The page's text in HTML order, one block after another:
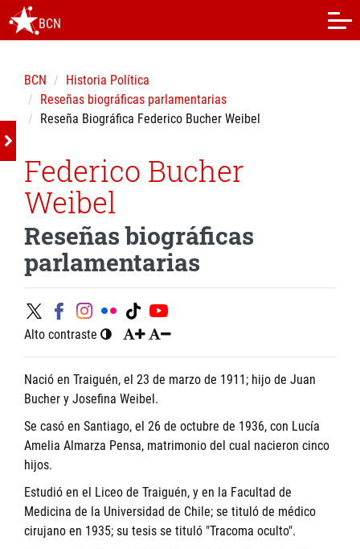
BCN
BCN
Historia Política
Reseñas biográficas parlamentarias
Reseña Biográfica Federico Bucher Weibel
Federico Bucher
Weibel
Reseñas biográficas
parlamentarias
Alto contraste
Nació en Traiguén, el 23 de marzo de 1911; hijo de Juan
Bucher y Josefina Weibel.
Se casó en Santiago, el 26 de octubre de 1936, con Lucía
Amelia Almarza Pensa, matrimonio del cual nacieron cinco
hijos.
Estudió en el Liceo de Traiguén, y en la Facultad de
Medicina de la Universidad de Chile; se tituló de médico
cirujano en 1935; su tesis se tituló "Tracoma oculto".